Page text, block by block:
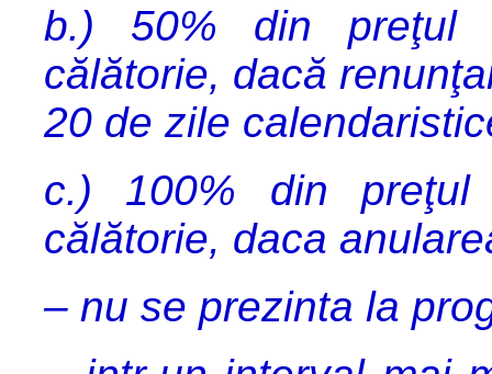
b.) 50% din preţul
călătorie, dacă
20 de zile
c.) 100% din preţul
călătorie, daca
– nu se prezinta la